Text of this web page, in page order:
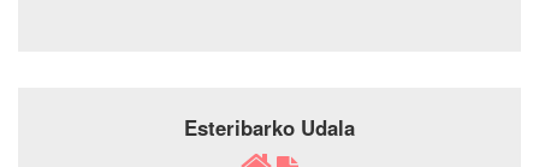
Esteribarko Udala